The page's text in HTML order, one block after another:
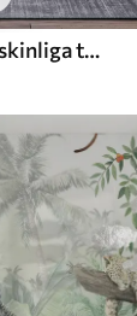
Flödande vågor av genomskinliga texturer i nyanser av mörkblått , ljusblått och vitt på en ljus bakgrund